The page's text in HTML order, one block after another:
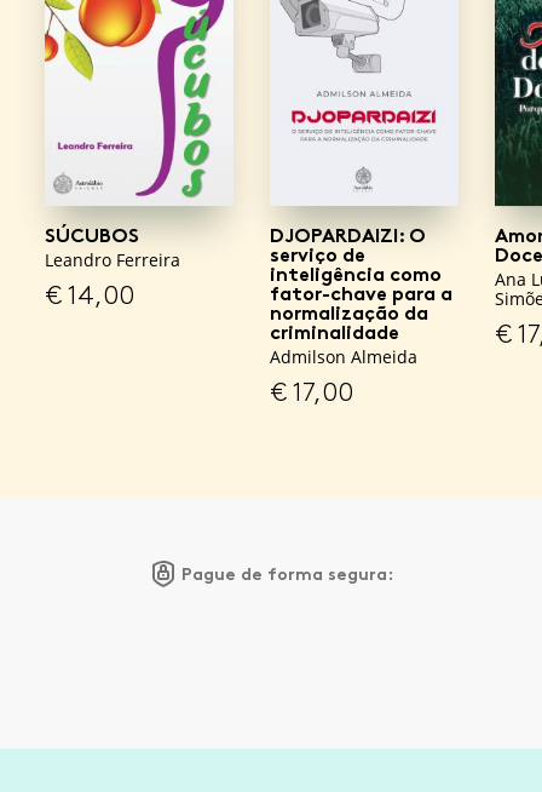
SÚCUBOS
Leandro Ferreira
€14,00
DJOPARDAIZI: O
serviço de
inteligência como
fator-chave para a
normalização da
criminalidade
Admilson Almeida
€17,00
Ana
€
Pague de forma segura: